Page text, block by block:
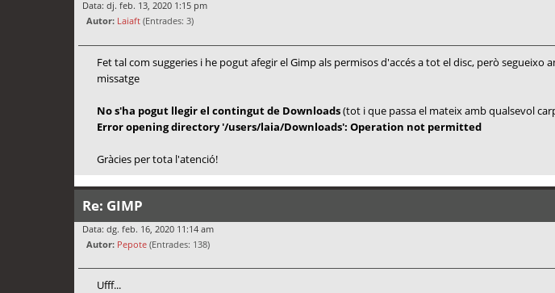
Data: dj. feb. 13, 2020 1:15 pm
Autor: Laiaft (Entrades: 3)
Fet tal com suggeries i he pogut afegir el Gimp als permisos d'accés a tot el disc, però
missatge
No s'ha pogut llegir el contingut de Downloads(tot i que passa el mateix amb qualsevol
Error opening directory '/users/laia/Downloads': Operation not permitted
Gràcies per tota l'atenció!
Re: GIMP
Data: dg. feb. 16, 2020 11:14 am
Autor: Pepote (Entrades: 138)
Ufff...